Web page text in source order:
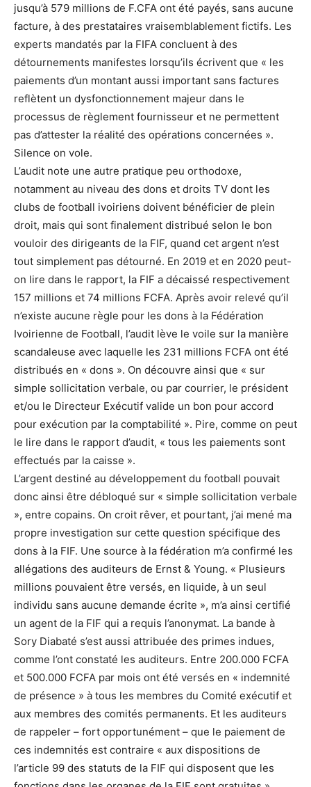
jusqu’à 579 millions de F.CFA ont été payés, sans aucune
facture, à des prestataires vraisemblablement fictifs. Les
experts mandatés par la FIFA concluent à des
détournements manifestes lorsqu’ils écrivent que « les
paiements d’un montant aussi important sans factures
reflètent un dysfonctionnement majeur dans le
processus de règlement fournisseur et ne permettent
pas d’attester la réalité des opérations concernées ».
Silence on vole.
L’audit note une autre pratique peu orthodoxe,
notamment au niveau des dons et droits TV dont les
clubs de football ivoiriens doivent bénéficier de plein
droit, mais qui sont finalement distribué selon le bon
vouloir des dirigeants de la FIF, quand cet argent n’est
tout simplement pas détourné. En 2019 et en 2020 peut-
on lire dans le rapport, la FIF a décaissé respectivement
157 millions et 74 millions FCFA. Après avoir relevé qu’il
n’existe aucune règle pour les dons à la Fédération
Ivoirienne de Football, l’audit lève le voile sur la manière
scandaleuse avec laquelle les 231 millions FCFA ont été
distribués en « dons ». On découvre ainsi que « sur
simple sollicitation verbale, ou par courrier, le président
et/ou le Directeur Exécutif valide un bon pour accord
pour exécution par la comptabilité ». Pire, comme on peut
le lire dans le rapport d’audit, « tous les paiements sont
effectués par la caisse ».
L’argent destiné au développement du football pouvait
donc ainsi être débloqué sur « simple sollicitation verbale
», entre copains. On croit rêver, et pourtant, j’ai mené ma
propre investigation sur cette question spécifique des
dons à la FIF. Une source à la fédération m’a confirmé les
allégations des auditeurs de Ernst & Young. « Plusieurs
millions pouvaient être versés, en liquide, à un seul
individu sans aucune demande écrite », m’a ainsi certifié
un agent de la FIF qui a requis l’anonymat. La bande à
Sory Diabaté s’est aussi attribuée des primes indues,
comme l’ont constaté les auditeurs. Entre 200.000 FCFA
et 500.000 FCFA par mois ont été versés en « indemnité
de présence » à tous les membres du Comité exécutif et
aux membres des comités permanents. Et les auditeurs
de rappeler – fort opportunément – que le paiement de
ces indemnités est contraire « aux dispositions de
l’article 99 des statuts de la FIF qui disposent que les